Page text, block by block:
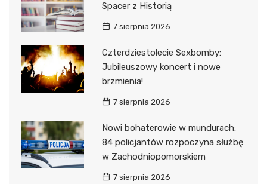
Spacer z Historią
7 sierpnia 2026
Czterdziestolecie Sexbomby:
Jubileuszowy koncert i nowe
brzmienia!
7 sierpnia 2026
Nowi bohaterowie w mundurach:
84 policjantów rozpoczyna służbę
w Zachodniopomorskiem
7 sierpnia 2026